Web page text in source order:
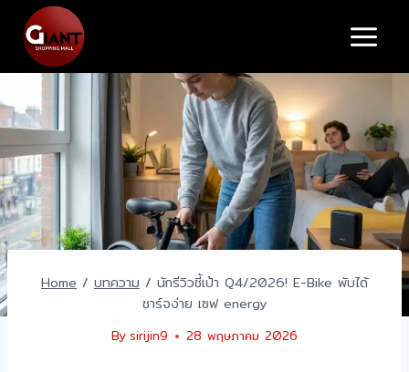
content
Home / บทความ / นักรีวิวชี้เป้า Q4/2026! E-Bike พับได้
ชาร์จง่าย เซฟ energy
Bysirijin9 28 พฤษภาคม 2026